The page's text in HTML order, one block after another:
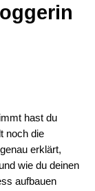
hast du
noch die
erklärt,
wie du deinen
aufbauen